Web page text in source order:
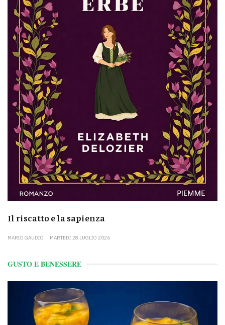
Il riscatto e la sapienza
MARIO GAUDIO MARTEDÌ 28 LUGLIO 2026
GUSTO E BENESSERE